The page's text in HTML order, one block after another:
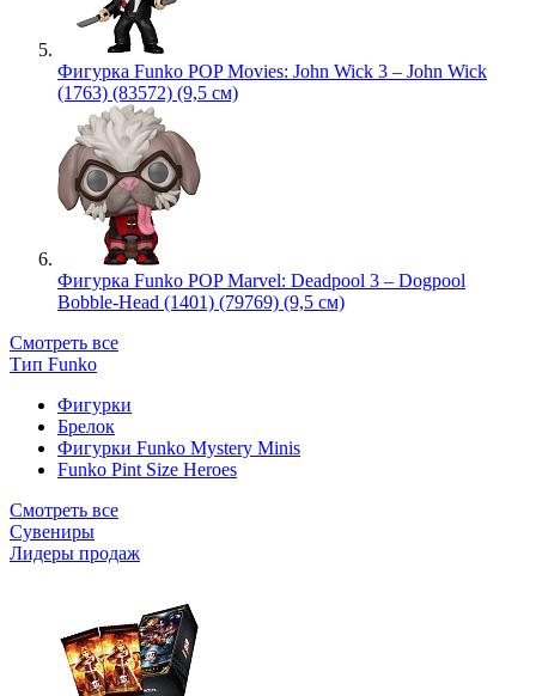
Фигурка Funko POP Movies: John Wick 3 – John Wick
(1763) (83572) (9,5 см)
Фигурка Funko POP Marvel: Deadpool 3 – Dogpool
Bobble-Head (1401) (79769) (9,5 см)
Смотреть все
Тип Funko
Фигурки
Брелок
Фигурки Funko Mystery Minis
Funko Pint Size Heroes
Смотреть все
Сувениры
Лидеры продаж